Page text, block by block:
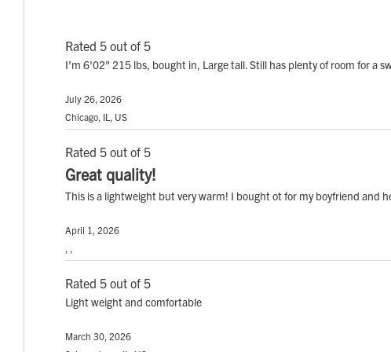
Rated 5 out of 5
I'm 6'02" 215 lbs, bought in, Large tall. Still has plenty of room for a
July 26, 2026
Chicago, IL, US
Rated 5 out of 5
Great quality!
This is a lightweight but very warm! I bought ot for my boyfriend and
April 1, 2026
, ,
Rated 5 out of 5
Light weight and comfortable
March 30, 2026